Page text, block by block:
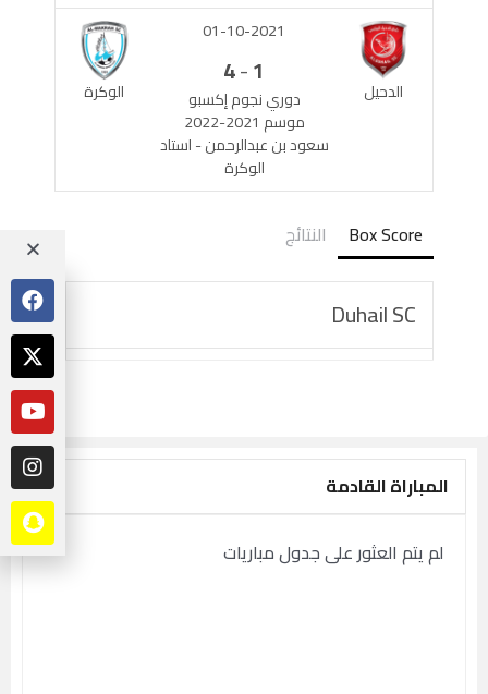
الدحيل الوكرة
01-10-2021
1
-
4
دوري نجوم إكسبو
موسم 2021-2022
سعود بن عبدالرحمن - استاد
الوكرة
Box Score النتائج
Duhail SC
المباراة القادمة
لم يتم العثور على جدول مباريات